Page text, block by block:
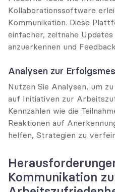
Kollaborationssoftware
Kommunikation. Diese
einfacher, zeitnahe
anzuerkennen und
Analysen zur
Nutzen Sie Analysen, um
auf Initiativen zur
Kennzahlen wie die
Reaktionen auf
helfen, Strategien zu
Kommunikation